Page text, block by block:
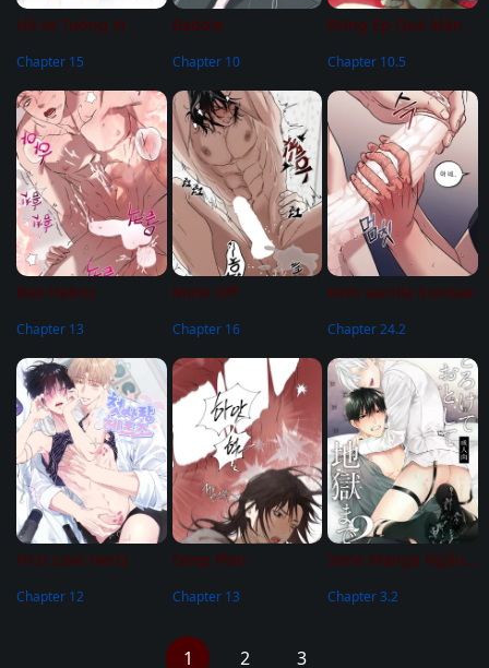
Hổ và Tường Vi
Chapter 15
Babble
Chapter 10
Đừng Ép Quả Mận
Chapter 10.5
Bad Habits
Chapter 13
Mute Off
Chapter 16
Kem Vanilla Sundae
Chapter 24.2
First Love Hertz
Chapter 12
Deep Plan
Chapter 13
Serie Manga Ngắn Mlem
Chapter 3.2
1 2 3